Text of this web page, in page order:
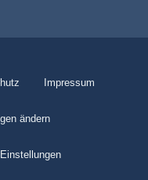
Impressum
ändern